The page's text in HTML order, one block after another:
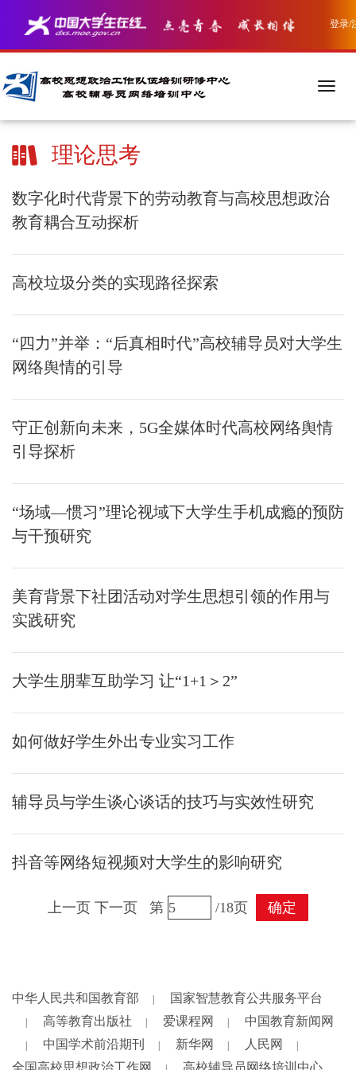
登录/
理论思考
数字化时代背景下的劳动教育与高校思想政治
教育耦合互动探析
高校垃圾分类的实现路径探索
“四力”并举：“后真相时代”高校辅导员对大学生
网络舆情的引导
守正创新向未来，5G全媒体时代高校网络舆情
引导探析
“场域—惯习”理论视域下大学生手机成瘾的预防
与干预研究
美育背景下社团活动对学生思想引领的作用与
实践研究
大学生朋辈互助学习 让“1+1＞2”
如何做好学生外出专业实习工作
辅导员与学生谈心谈话的技巧与实效性研究
抖音等网络短视频对大学生的影响研究
上一页 下一页 第 /18页 确定
中华人民共和国教育部 国家智慧教育公共服务平台
高等教育出版社 爱课程网 中国教育新闻网
中国学术前沿期刊 新华网 人民网
全国高校思想政治工作网 高校辅导员网络培训中心